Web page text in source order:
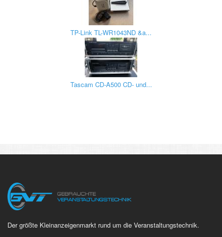
TP-Link TL-WR1043ND &a...
Tascam CD-A500 CD- und...
Der größte Kleinanzeigenmarkt rund um die Veranstaltungstechnik.